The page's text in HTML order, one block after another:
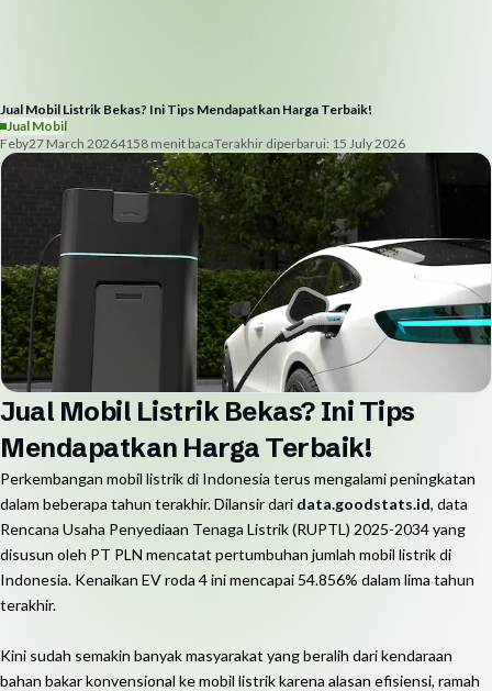
Jual Mobil Listrik Bekas? Ini Tips Mendapatkan Harga Terbaik!
Jual Mobil
Feby27 March 20264158 menit bacaTerakhir diperbarui: 15 July 2026
Jual Mobil Listrik Bekas? Ini Tips
Mendapatkan Harga Terbaik!
Perkembangan mobil listrik di Indonesia terus mengalami peningkatan
dalam beberapa tahun terakhir. Dilansir dari data.goodstats.id, data
Rencana Usaha Penyediaan Tenaga Listrik (RUPTL) 2025-2034 yang
disusun oleh PT PLN mencatat pertumbuhan jumlah mobil listrik di
Indonesia. Kenaikan EV roda 4 ini mencapai 54.856% dalam lima tahun
terakhir.
Kini sudah semakin banyak masyarakat yang beralih dari kendaraan
bahan bakar konvensional ke mobil listrik karena alasan efisiensi, ramah